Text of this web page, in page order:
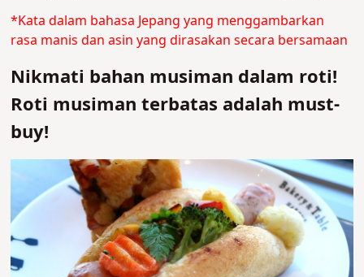
*Kata dalam bahasa Jepang yang menggambarkan
rasa manis dan asin yang dirasakan secara bersamaan
Nikmati bahan musiman dalam roti!
Roti musiman terbatas adalah must-
buy!